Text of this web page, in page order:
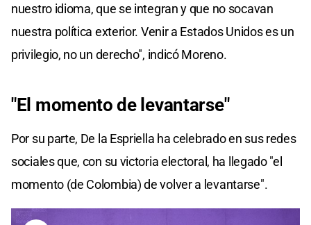
nuestro idioma, que se integran y que no socavan
nuestra política exterior. Venir a Estados Unidos es un
privilegio, no un derecho", indicó Moreno.
"El momento de levantarse"
Por su parte, De la Espriella ha celebrado en sus redes
sociales que, con su victoria electoral, ha llegado "el
momento (de Colombia) de volver a levantarse".